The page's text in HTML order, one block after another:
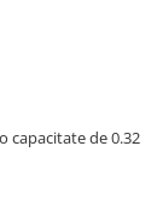
capacitate de 0.32